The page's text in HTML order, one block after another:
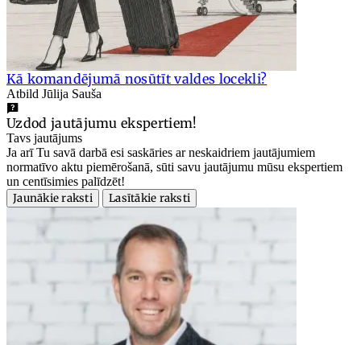
Kā komandējumā nosūtīt valdes locekli?
Atbild Jūlija Sauša
Uzdod jautājumu ekspertiem!
Tavs jautājums
Ja arī Tu savā darbā esi saskāries ar neskaidriem jautājumiem
normatīvo aktu piemērošanā, sūti savu jautājumu mūsu ekspertiem
un centīsimies palīdzēt!
Jaunākie raksti
Lasītākie raksti